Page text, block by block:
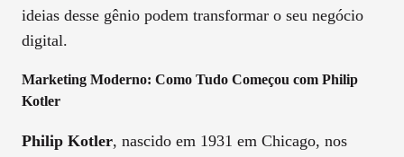
ideias desse gênio podem transformar o seu negócio
digital.
Marketing Moderno: Como Tudo Começou com Philip
Kotler
Philip Kotler, nascido em 1931 em Chicago, nos